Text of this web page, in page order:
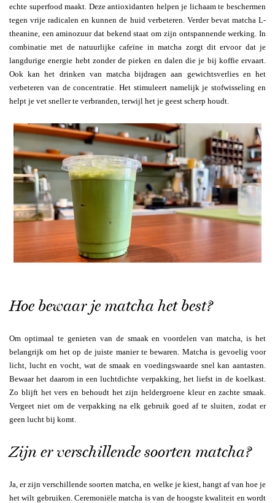
echte superfood maakt. Deze antioxidanten helpen je lichaam te beschermen
tegen vrije radicalen en kunnen de huid verbeteren. Verder bevat matcha L-
theanine, een aminozuur dat bekend staat om zijn ontspannende werking. In
combinatie met de natuurlijke cafeïne in matcha zorgt dit ervoor dat je
langdurige energie hebt zonder de pieken en dalen die je bij koffie ervaart.
Ook kan het drinken van matcha bijdragen aan gewichtsverlies en het
verbeteren van de concentratie. Het stimuleert namelijk je stofwisseling en
helpt je vet sneller te verbranden, terwijl het je geest scherp houdt.
Hoe bewaar je matcha het best?
Om optimaal te genieten van de smaak en voordelen van matcha, is het
belangrijk om het op de juiste manier te bewaren. Matcha is gevoelig voor
licht, lucht en vocht, wat de smaak en voedingswaarde snel kan aantasten.
Bewaar het daarom in een luchtdichte verpakking, het liefst in de koelkast.
Zo blijft het vers en behoudt het zijn heldergroene kleur en zachte smaak.
Vergeet niet om de verpakking na elk gebruik goed af te sluiten, zodat er
geen lucht bij komt.
Zijn er verschillende soorten matcha?
Ja, er zijn verschillende soorten matcha, en welke je kiest, hangt af van hoe je
het wilt gebruiken. Ceremoniële matcha is van de hoogste kwaliteit en wordt